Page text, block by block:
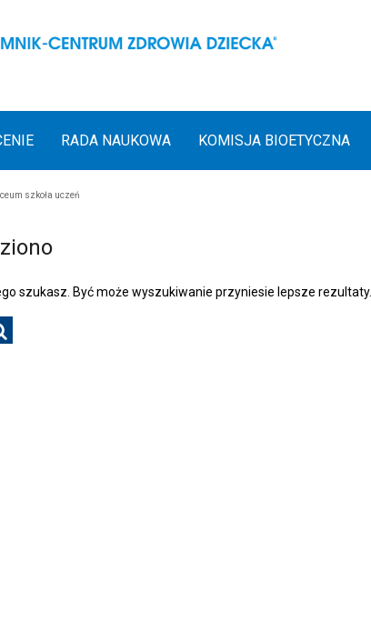
RADA NAUKOWA KOMISJA BIOETYCZNA
szkoła uczeń
szukasz. Być może wyszukiwanie przyniesie lepsze rezultaty.